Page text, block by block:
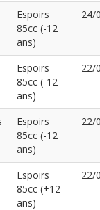
Espoirs
85cc (-12
ans)
24/
Espoirs
85cc (-12
ans)
22/
Espoirs
85cc (-12
ans)
22/
Espoirs
85cc (+12
ans)
22/